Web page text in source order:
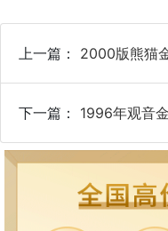
上一篇： 2000版熊猫
下一篇： 1996年观音